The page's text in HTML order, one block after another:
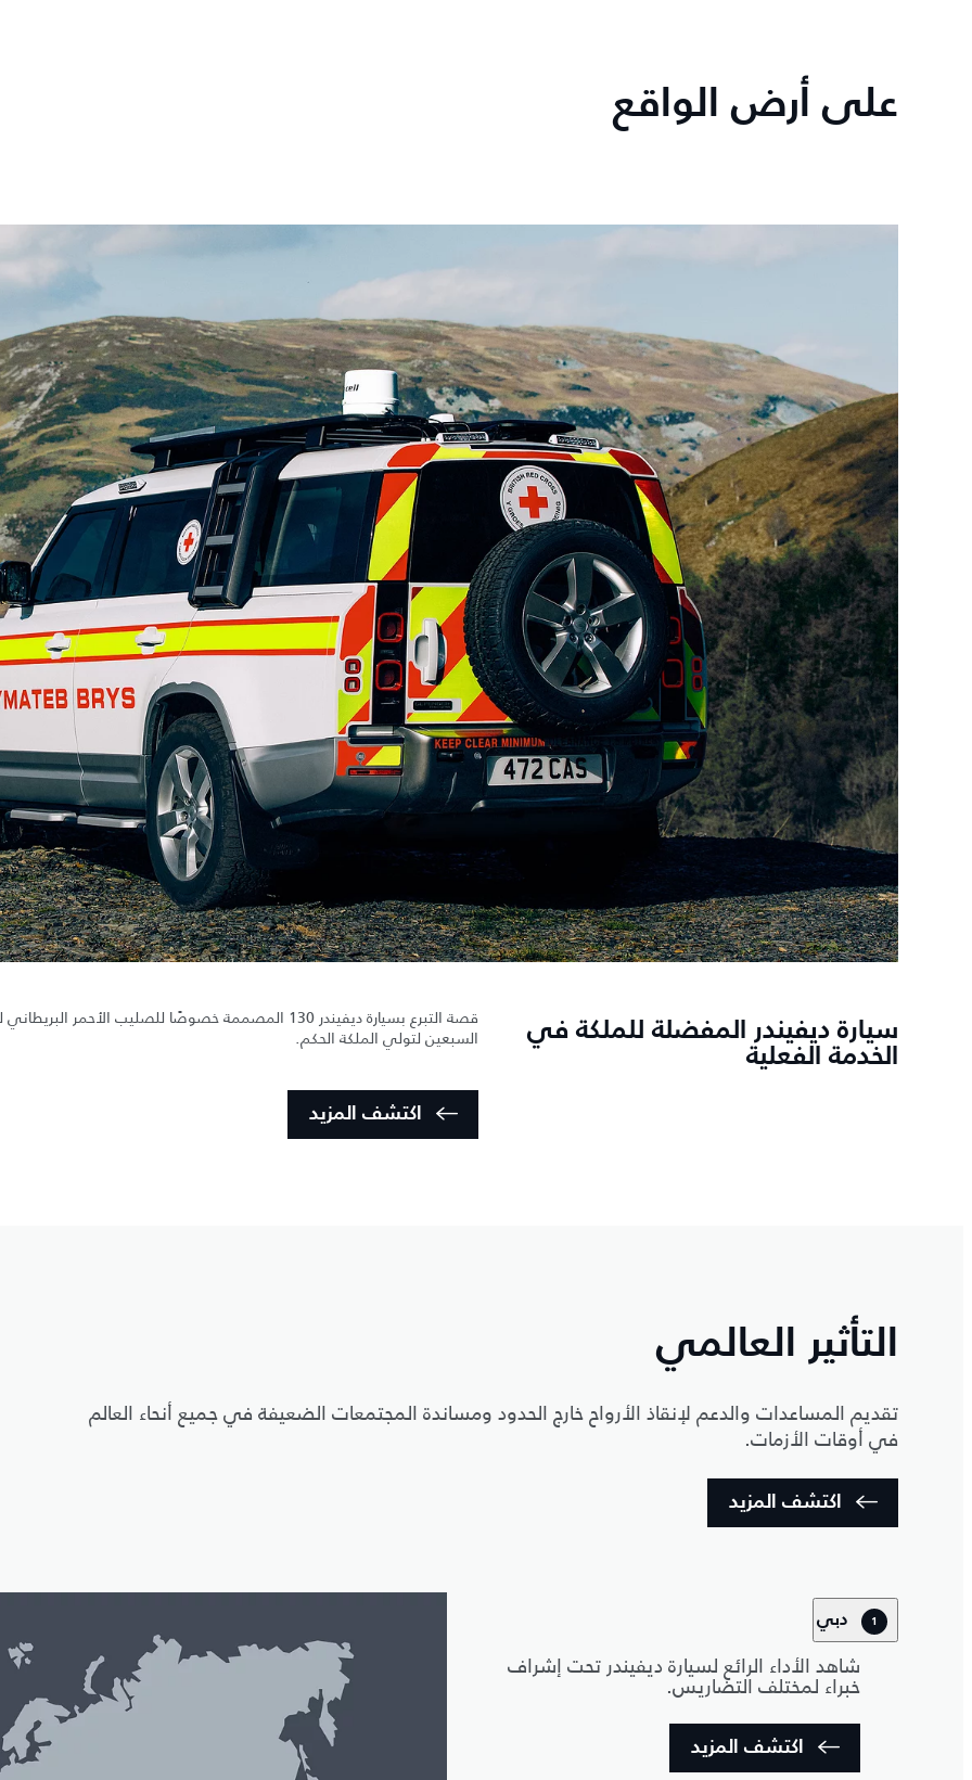
على أرض الواقع
سيارة ديفيندر المفضلة للملكة في
الخدمة الفعلية
قصة التبرع بسيارة ديفيندر 130 المصممة خصوصًا للصليب الأحمر
السبعين لتولي الملكة الحكم.
اكتشف المزيد
التأثير العالمي
تقديم المساعدات والدعم لإنقاذ الأرواح خارج الحدود ومساندة المجتمعات الضعيفة في جميع أنحاء العالم
في أوقات الأزمات.
اكتشف المزيد
1 دبي
شاهد الأداء الرائع لسيارة ديفيندر تحت إشراف
خبراء لمختلف التضاريس.
اكتشف المزيد